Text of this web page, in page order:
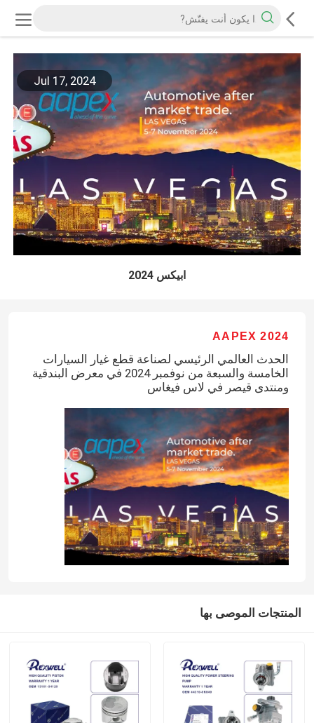
Jul 17, 2024
ابيكس 2024
AAPEX 2024
الحدث العالمي الرئيسي لصناعة قطع غيار السيارات
الخامسة والسبعة من نوفمبر 2024 في معرض البندقية
ومنتدى قيصر في لاس فيغاس
المنتجات الموصى بها